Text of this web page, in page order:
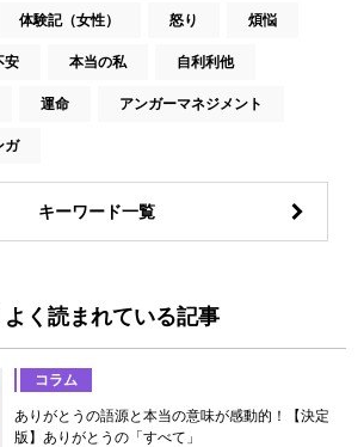
体験記（女性） 怒り 煩悩
安 本当の私 自利利他
運命 アンガーマネジメント
ガ
キーワード一覧
よく読まれている記事
コラム
ありがとうの語源と本当の意味が感動的！【決定
版】ありがとうの「すべて」